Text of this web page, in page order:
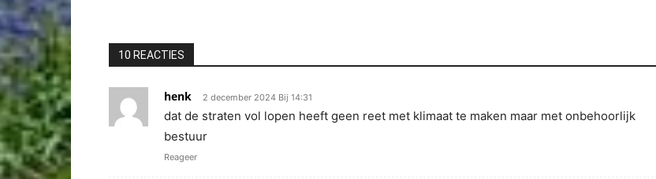
10 REACTIES
henk 2 december 2024 Bij 14:31
dat de straten vol lopen heeft geen reet met klimaat te maken maar met onbehoorlijk
bestuur
Reageer